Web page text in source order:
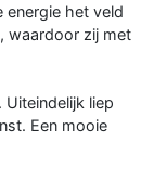
energie het veld
waardoor zij met
liep
Een mooie